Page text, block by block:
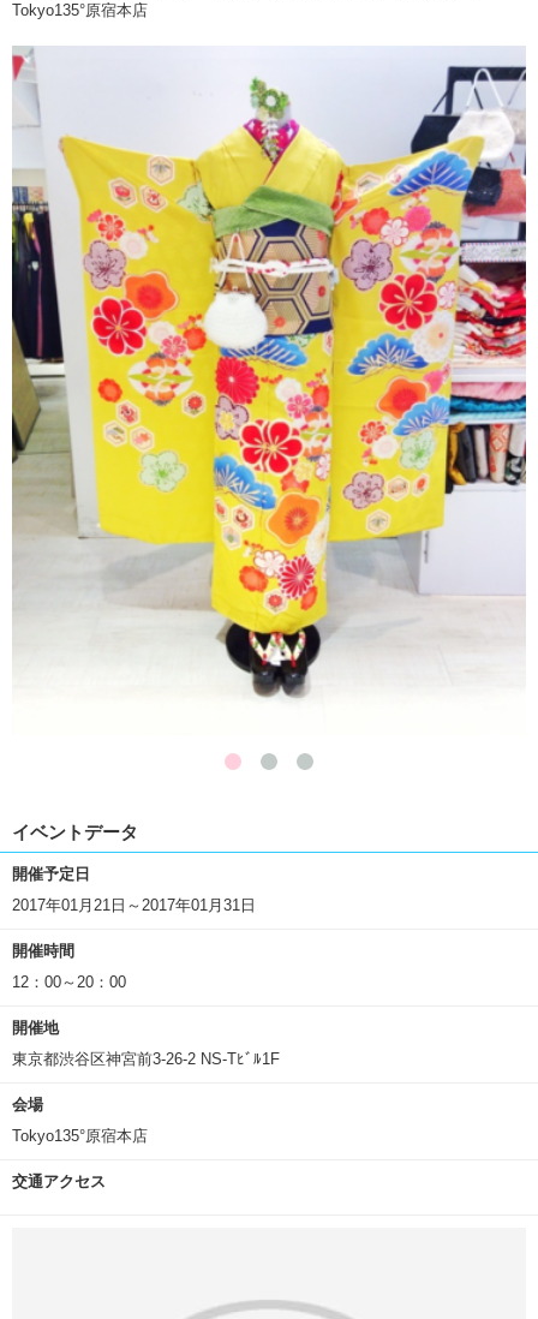
Tokyo135°原宿本店
イベントデータ
開催予定日
2017年01月21日～2017年01月31日
開催時間
12：00～20：00
開催地
東京都渋谷区神宮前3-26-2 NS-Tﾋﾞﾙ1F
会場
Tokyo135°原宿本店
交通アクセス